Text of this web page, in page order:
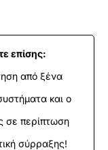
επίσης:
από ξένα
και ο
σε περίπτωση
σύρραξης!